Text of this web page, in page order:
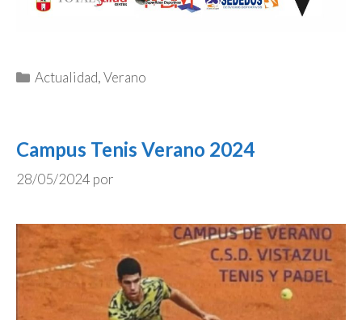
Categorías
Actualidad,Verano
Campus Tenis Verano 2024
28/05/2024 por